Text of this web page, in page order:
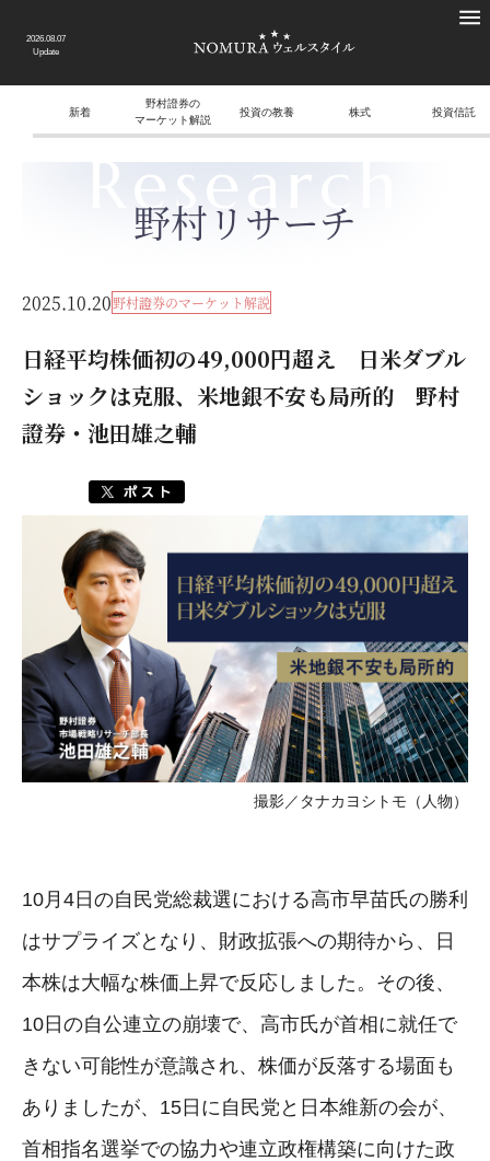
2026.08.07
Update
新着
野村證券の
マーケット解説
投資の教養 株式 投資信託
Research
野村リサーチ
2025.10.20野村證券のマーケット解説
日経平均株価初の49,000円超え 日米ダブル
ショックは克服、米地銀不安も局所的 野村
證券・池田雄之輔
撮影／タナカヨシトモ（人物）
10月4日の自民党総裁選における高市早苗氏の勝利
はサプライズとなり、財政拡張への期待から、日
本株は大幅な株価上昇で反応しました。その後、
10日の自公連立の崩壊で、高市氏が首相に就任で
きない可能性が意識され、株価が反落する場面も
ありましたが、15日に自民党と日本維新の会が、
首相指名選挙での協力や連立政権構築に向けた政